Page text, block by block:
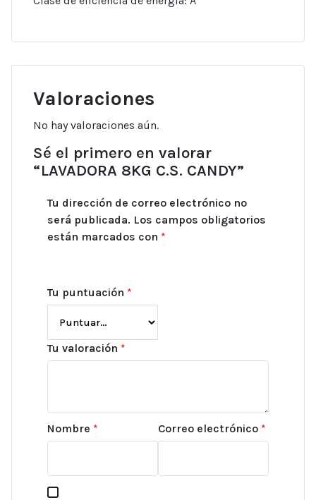
Valoraciones
No hay valoraciones aún.
Sé el primero en valorar
“LAVADORA 8KG C.S. CANDY”
Tu dirección de correo electrónico no
será publicada. Los campos obligatorios
están marcados con *
Tu puntuación *
Tu valoración *
Nombre * Correo electrónico *